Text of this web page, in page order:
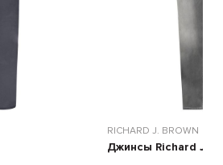
RICHARD J. BROWN
Джинсы Richard J.